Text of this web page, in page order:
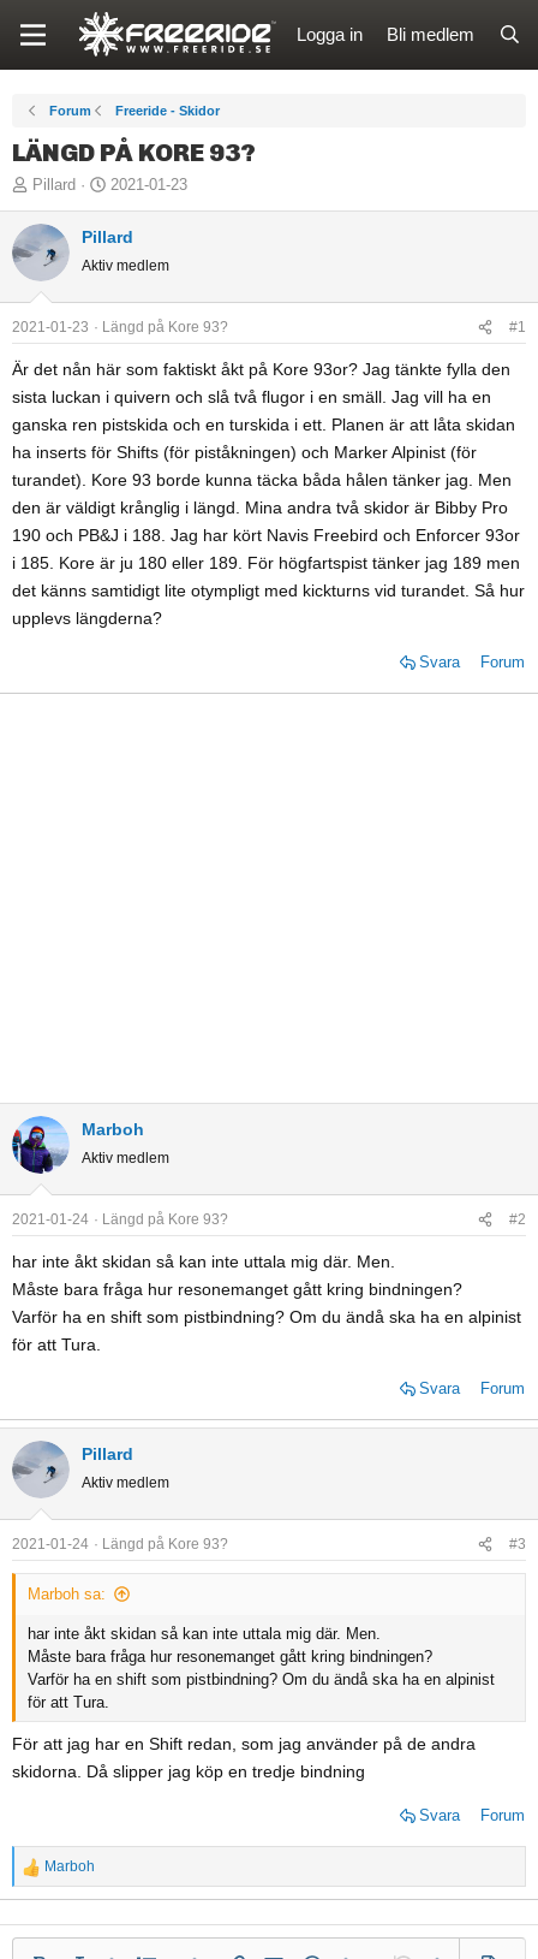
Logga in Bli medlem
Forum Freeride - Skidor
LÄNGD PÅ KORE 93?
T
r
a
r
t
a
e
Pillard
S
t
a
r
a
t
u
m
2021-01-23
Pillard
Aktiv medlem
2021-01-23 Längd på Kore 93? #1
Är det nån här som faktiskt åkt på Kore 93or? Jag tänkte fylla den
sista luckan i quivern och slå två flugor i en smäll. Jag vill ha en
ganska ren pistskida och en turskida i ett. Planen är att låta skidan
ha inserts för Shifts (för piståkningen) och Marker Alpinist (för
turandet). Kore 93 borde kunna täcka båda hålen tänker jag. Men
den är väldigt krånglig i längd. Mina andra två skidor är Bibby Pro
190 och PB&J i 188. Jag har kört Navis Freebird och Enforcer 93or
i 185. Kore är ju 180 eller 189. För högfartspist tänker jag 189 men
det känns samtidigt lite otympligt med kickturns vid turandet. Så hur
upplevs längderna?
Svara Forum
Marboh
Aktiv medlem
2021-01-24 Längd på Kore 93? #2
har inte åkt skidan så kan inte uttala mig där. Men.
Måste bara fråga hur resonemanget gått kring bindningen?
Varför ha en shift som pistbindning? Om du ändå ska ha en alpinist
för att Tura.
Svara Forum
Pillard
Aktiv medlem
2021-01-24 Längd på Kore 93? #3
Marboh sa:
har inte åkt skidan så kan inte uttala mig där. Men.
Måste bara fråga hur resonemanget gått kring bindningen?
Varför ha en shift som pistbindning? Om du ändå ska ha en alpinist
för att Tura.
För att jag har en Shift redan, som jag använder på de andra
skidorna. Då slipper jag köp en tredje bindning
Svara Forum
R
e
a
Marboh